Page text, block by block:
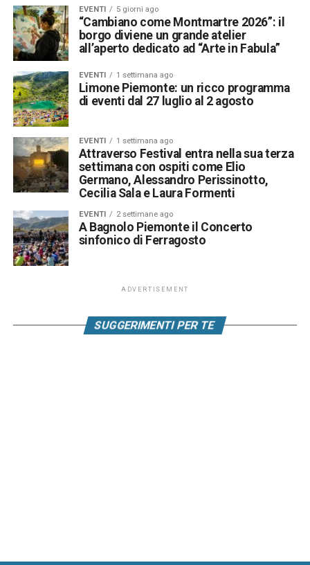
EVENTI 5 giorni ago
“Cambiano come Montmartre 2026”: il
borgo diviene un grande atelier
all’aperto dedicato ad “Arte in Fabula”
EVENTI 1 settimana ago
Limone Piemonte: un ricco programma
di eventi dal 27 luglio al 2 agosto
EVENTI 1 settimana ago
Attraverso Festival entra nella sua terza
settimana con ospiti come Elio
Germano, Alessandro Perissinotto,
Cecilia Sala e Laura Formenti
EVENTI 2 settimane ago
A Bagnolo Piemonte il Concerto
sinfonico di Ferragosto
ADVERTISEMENT
SUGGERIMENTI PER TE